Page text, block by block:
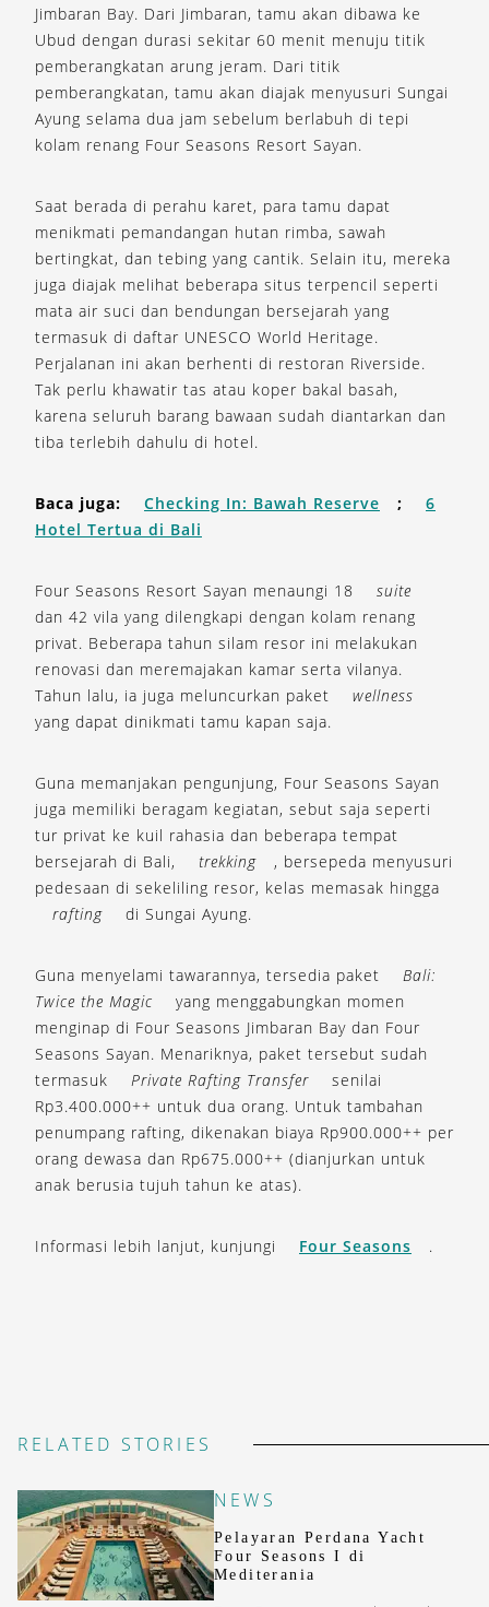
Jimbaran Bay. Dari Jimbaran, tamu akan dibawa ke
Ubud dengan durasi sekitar 60 menit menuju titik
pemberangkatan arung jeram. Dari titik
pemberangkatan, tamu akan diajak menyusuri Sungai
Ayung selama dua jam sebelum berlabuh di tepi
kolam renang Four Seasons Resort Sayan.
Saat berada di perahu karet, para tamu dapat
menikmati pemandangan hutan rimba, sawah
bertingkat, dan tebing yang cantik. Selain itu, mereka
juga diajak melihat beberapa situs terpencil seperti
mata air suci dan bendungan bersejarah yang
termasuk di daftar UNESCO World Heritage.
Perjalanan ini akan berhenti di restoran Riverside.
Tak perlu khawatir tas atau koper bakal basah,
karena seluruh barang bawaan sudah diantarkan dan
tiba terlebih dahulu di hotel.
Baca juga: Checking In: Bawah Reserve ;
6
Hotel Tertua di Bali
Four Seasons Resort Sayan menaungi 18
suite
dan 42 vila yang dilengkapi dengan kolam renang
privat. Beberapa tahun silam resor ini melakukan
renovasi dan meremajakan kamar serta vilanya.
Tahun lalu, ia juga meluncurkan paket
wellness
yang dapat dinikmati tamu kapan saja.
Guna memanjakan pengunjung, Four Seasons Sayan
juga memiliki beragam kegiatan, sebut saja seperti
tur privat ke kuil rahasia dan beberapa tempat
bersejarah di Bali,
trekking
, bersepeda menyusuri
pedesaan di sekeliling resor, kelas memasak hingga
rafting
di Sungai Ayung.
Guna menyelami tawarannya, tersedia paket
Bali:
Twice the Magic
yang menggabungkan momen
menginap di Four Seasons Jimbaran Bay dan Four
Seasons Sayan. Menariknya, paket tersebut sudah
termasuk
Private Rafting Transfer
senilai
Rp3.400.000++ untuk dua orang. Untuk tambahan
penumpang rafting, dikenakan biaya Rp900.000++ per
orang dewasa dan Rp675.000++ (dianjurkan untuk
anak berusia tujuh tahun ke atas).
Informasi lebih lanjut, kunjungi Four Seasons .
RELATED STORIES
NEWS
Pelayaran Perdana Yacht
Four Seasons I di
Mediterania